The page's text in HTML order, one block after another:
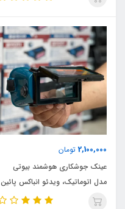
2,100,000 تومان
عینک جوشکاری هوشمند بیوتی
مدل اتوماتیک، ویدئو انباکس پائین
صفحه